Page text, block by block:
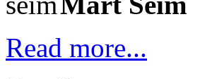
Read more...